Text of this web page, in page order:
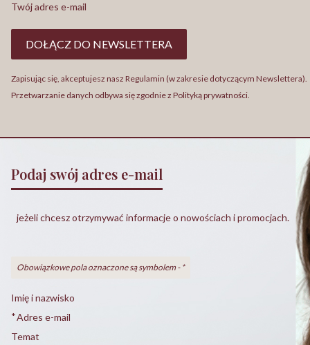
Twój adres e-mail
DOŁĄCZ DO NEWSLETTERA
Zapisując się, akceptujesz nasz Regulamin (w zakresie dotyczącym Newslettera).
Przetwarzanie danych odbywa się zgodnie z Polityką prywatności.
Podaj swój adres e-mail
jeżeli chcesz otrzymywać informacje o nowościach i promocjach.
Obowiązkowe pola oznaczone są symbolem - *
Imię i nazwisko
*Adres e-mail
Temat